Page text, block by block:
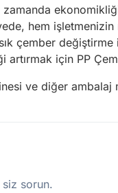
hem
çember
artırmak için PP
ve diğer
sorun.